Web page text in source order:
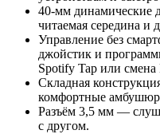
40‑мм динамические
читаемая середина и
Управление без
джойстик и
Spotify Tap или смена
Складная
комфортные
Разъём 3,5 мм —
с другом.